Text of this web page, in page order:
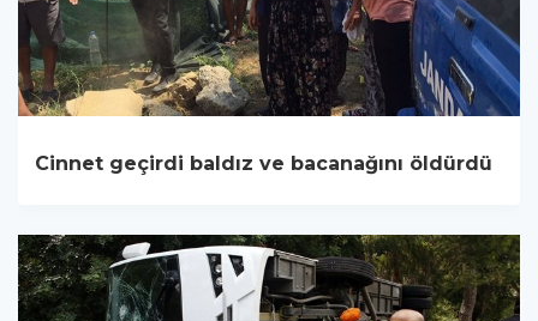
Cinnet geçirdi baldız ve bacanağını öldürdü